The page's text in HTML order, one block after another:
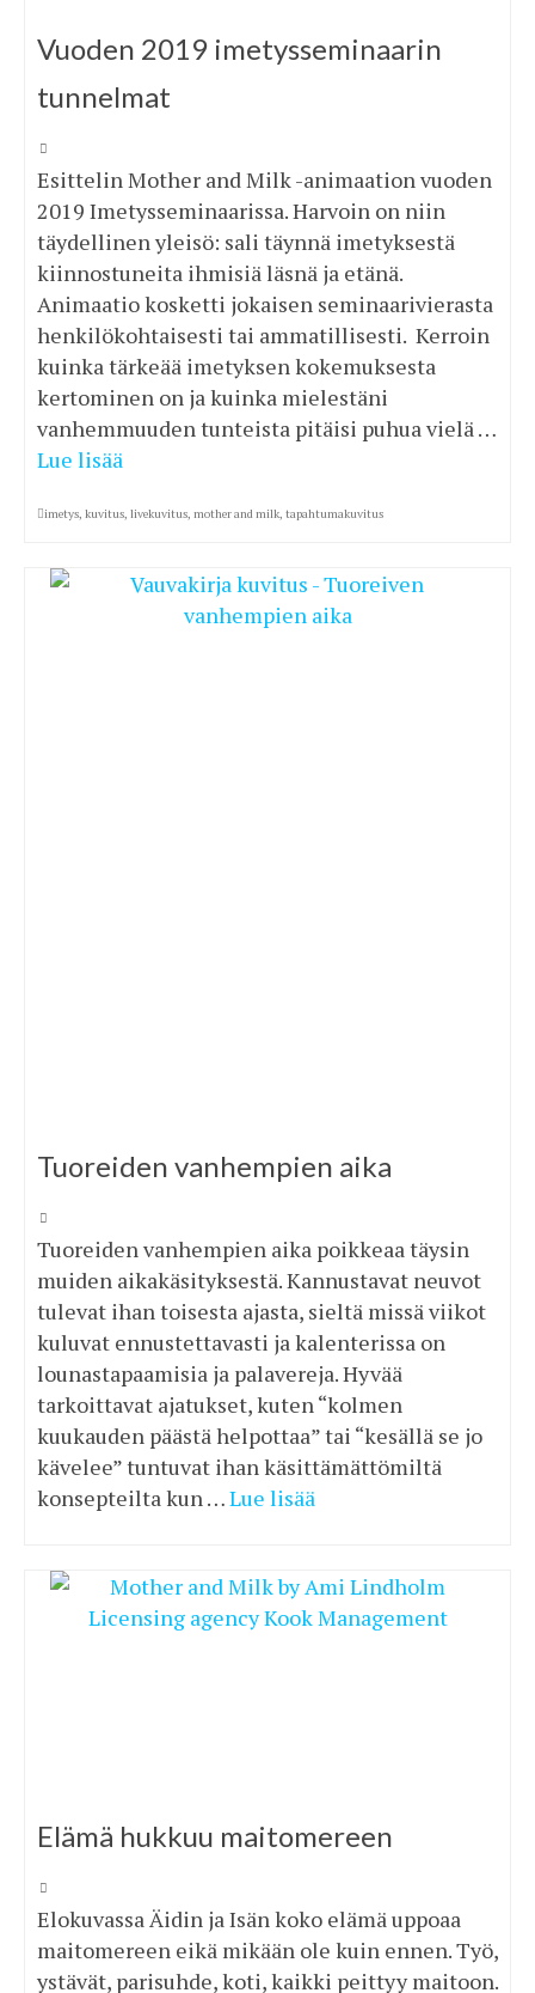
Vuoden 2019 imetysseminaarin
tunnelmat
Esittelin Mother and Milk -animaation vuoden
2019 Imetysseminaarissa. Harvoin on niin
täydellinen yleisö: sali täynnä imetyksestä
kiinnostuneita ihmisiä läsnä ja etänä.
Animaatio kosketti jokaisen seminaarivierasta
henkilökohtaisesti tai ammatillisesti. Kerroin
kuinka tärkeää imetyksen kokemuksesta
kertominen on ja kuinka mielestäni
vanhemmuuden tunteista pitäisi puhua vielä …
Lue lisää
imetys, kuvitus, livekuvitus, mother and milk, tapahtumakuvitus
Tuoreiden vanhempien aika
Tuoreiden vanhempien aika poikkeaa täysin
muiden aikakäsityksestä. Kannustavat neuvot
tulevat ihan toisesta ajasta, sieltä missä viikot
kuluvat ennustettavasti ja kalenterissa on
lounastapaamisia ja palavereja. Hyvää
tarkoittavat ajatukset, kuten “kolmen
kuukauden päästä helpottaa” tai “kesällä se jo
kävelee” tuntuvat ihan käsittämättömiltä
konsepteilta kun …Lue lisää
Elämä hukkuu maitomereen
Elokuvassa Äidin ja Isän koko elämä uppoaa
maitomereen eikä mikään ole kuin ennen. Työ,
ystävät, parisuhde, koti, kaikki peittyy maitoon.